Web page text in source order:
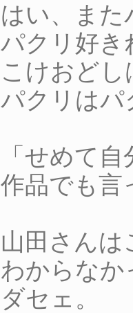
はい、また
パクリ好き
こけおど
パクリはパ
「せめて
作品でも言
山田さんは
わからなか
ダセェ。